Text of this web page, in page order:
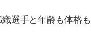
選手と年齢も体格